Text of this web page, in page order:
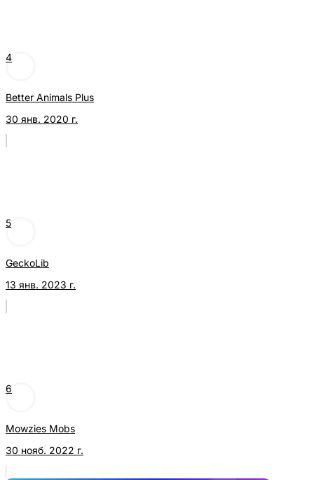
4
Better Animals Plus
30 янв. 2020 г.
5
GeckoLib
13 янв. 2023 г.
6
Mowzies Mobs
30 нояб. 2022 г.